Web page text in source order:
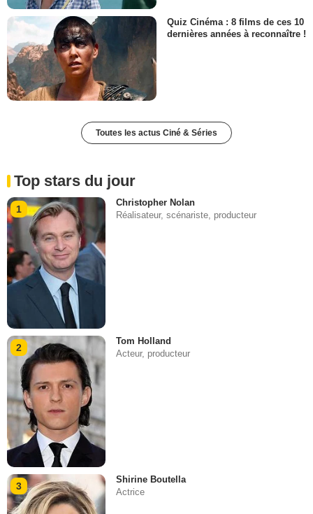
Quiz Cinéma : 8 films de ces 10
dernières années à reconnaître !
Toutes les actus Ciné & Séries
Top stars du jour
1
Christopher Nolan
Réalisateur, scénariste, producteur
2
Tom Holland
Acteur, producteur
3
Shirine Boutella
Actrice